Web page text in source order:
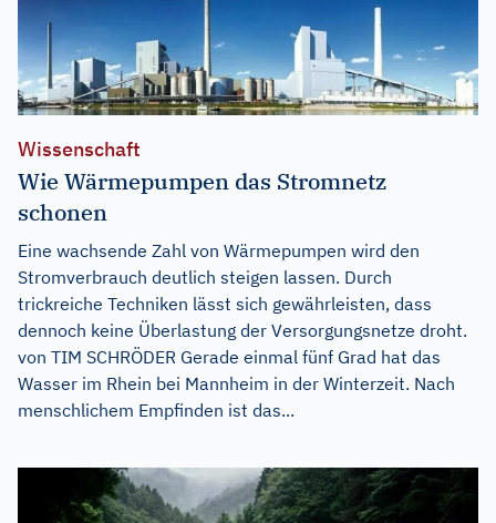
Wissenschaft
Wie Wärmepumpen das Stromnetz
schonen
Eine wachsende Zahl von Wärmepumpen wird den
Stromverbrauch deutlich steigen lassen. Durch
trickreiche Techniken lässt sich gewährleisten, dass
dennoch keine Überlastung der Versorgungsnetze droht.
von TIM SCHRÖDER Gerade einmal fünf Grad hat das
Wasser im Rhein bei Mannheim in der Winterzeit. Nach
menschlichem Empfinden ist das...